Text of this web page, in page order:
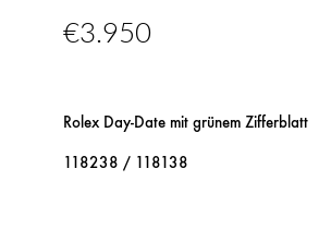
€3.950
Rolex Day-Date mit grünem Zifferblatt
118238 / 118138